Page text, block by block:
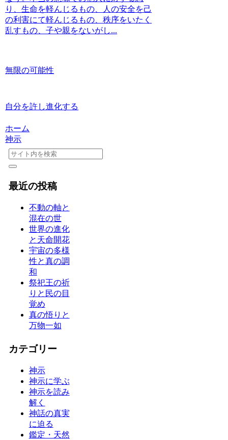
り、生命を軽んじるもの、人の安全を己
の利害にて軽んじるもの、秩序をいたく
乱すもの、子や親をないがし...
無限の可能性
自分を許し進化する
ホーム
神示
最近の投稿
不動の軸と
混在の世
世界の進化
と天命開花
宇宙の多様
性と真の調
和
祭祀王の祈
りと民の目
覚め
真の悟りと
万物一如
カテゴリー
神示
神示に学ぶ
神示を読み
解く
神話の真実
に迫る
鑑定・天然